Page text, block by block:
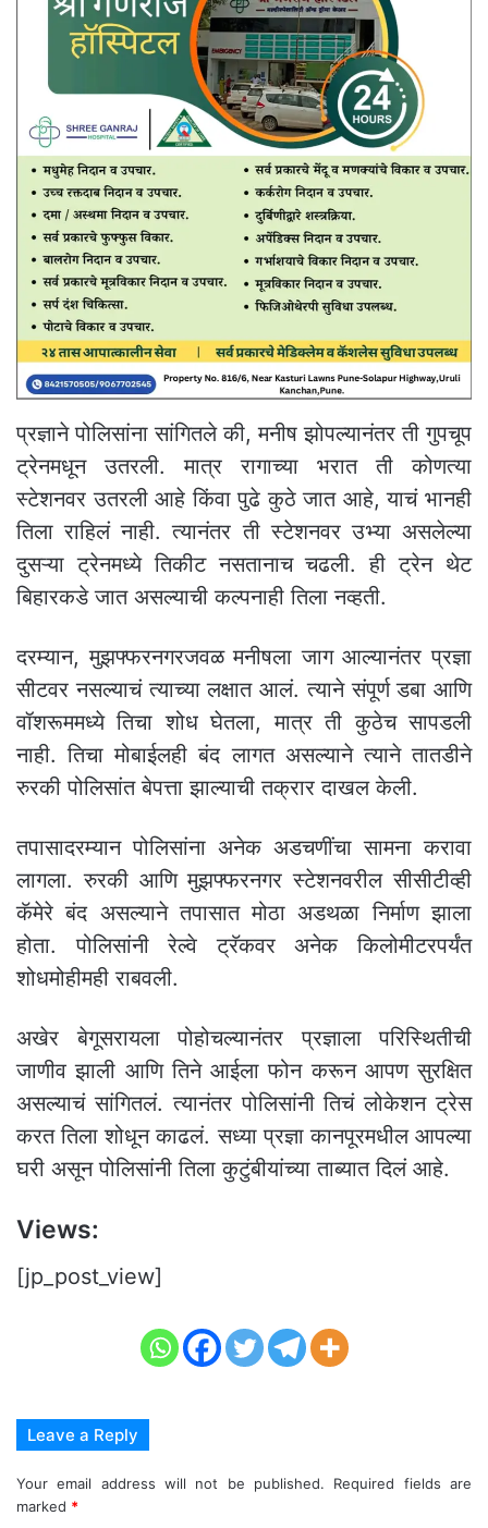
प्रज्ञाने पोलिसांना सांगितले की, मनीष झोपल्यानंतर ती गुपचूप
ट्रेनमधून उतरली. मात्र रागाच्या भरात ती कोणत्या
स्टेशनवर उतरली आहे किंवा पुढे कुठे जात आहे, याचं भानही
तिला राहिलं नाही. त्यानंतर ती स्टेशनवर उभ्या असलेल्या
दुसऱ्या ट्रेनमध्ये तिकीट नसतानाच चढली. ही ट्रेन थेट
बिहारकडे जात असल्याची कल्पनाही तिला नव्हती.
दरम्यान, मुझफ्फरनगरजवळ मनीषला जाग आल्यानंतर प्रज्ञा
सीटवर नसल्याचं त्याच्या लक्षात आलं. त्याने संपूर्ण डबा आणि
वॉशरूममध्ये तिचा शोध घेतला, मात्र ती कुठेच सापडली
नाही. तिचा मोबाईलही बंद लागत असल्याने त्याने तातडीने
रुरकी पोलिसांत बेपत्ता झाल्याची तक्रार दाखल केली.
तपासादरम्यान पोलिसांना अनेक अडचणींचा सामना करावा
लागला. रुरकी आणि मुझफ्फरनगर स्टेशनवरील सीसीटीव्ही
कॅमेरे बंद असल्याने तपासात मोठा अडथळा निर्माण झाला
होता. पोलिसांनी रेल्वे ट्रॅकवर अनेक किलोमीटरपर्यंत
शोधमोहीमही राबवली.
अखेर बेगूसरायला पोहोचल्यानंतर प्रज्ञाला परिस्थितीची
जाणीव झाली आणि तिने आईला फोन करून आपण सुरक्षित
असल्याचं सांगितलं. त्यानंतर पोलिसांनी तिचं लोकेशन ट्रेस
करत तिला शोधून काढलं. सध्या प्रज्ञा कानपूरमधील आपल्या
घरी असून पोलिसांनी तिला कुटुंबीयांच्या ताब्यात दिलं आहे.
Views:
[jp_post_view]
Leave a Reply
Your email address will not be published.
Required fields are
marked *